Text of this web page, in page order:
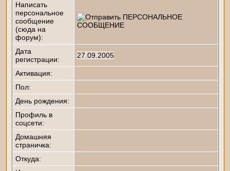
Написать
персональное
сообщение
(сюда на
форум):
Дата
регистрации:
27.09.2005
Активация:
Пол:
День рождения:
Профиль в
соцсети:
Домашняя
страничка:
Откуда: